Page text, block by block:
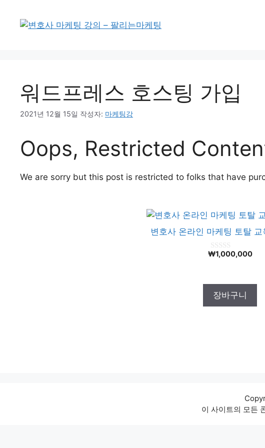
워드프레스 호스팅 가입
2021년 12월 15일 작성자: 마케팅강
Oops, Restricted
We are sorry but this post is restricted to folks that have
변호사 온라인 마케팅 토탈
0
o
5
₩1,000,000
장바구니
이 사이트의 모든